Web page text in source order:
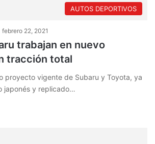
AUTOS DEPORTIVOS
febrero 22, 2021
trabajan en nuevo
tracción total
proyecto vigente de Subaru y Toyota, ya
japonés y replicado…